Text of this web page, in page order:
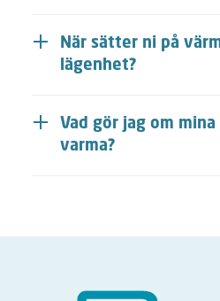
När sätter ni på
lägenhet?
Vad gör jag om
varma?